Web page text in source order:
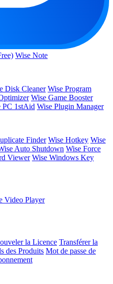
Wise Note
Disk Cleaner Wise Program
Wise Game Booster
PC 1stAid Wise Plugin Manager
Finder Wise Hotkey Wise
Auto Shutdown Wise Force
Viewer Wise Windows Key
Video Player
la Licence Transférer la
des Produits Mot de passe de